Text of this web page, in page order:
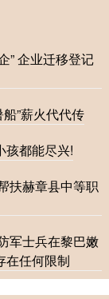
” 企业迁移登记
”薪火代代传
孩都能尽兴!
扶赫章县中等职
军士兵在黎巴嫩
在任何限制